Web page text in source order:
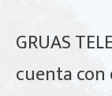
GRUAS
cuenta